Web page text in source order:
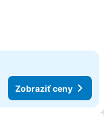
Zobraziť ceny